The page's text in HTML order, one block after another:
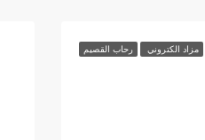
مزاد الكتروني رحاب القصيم